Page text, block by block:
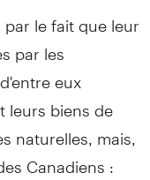
le fait que leur
par les
eux
biens de
naturelles, mais,
Canadiens :